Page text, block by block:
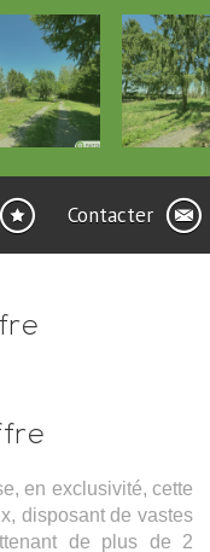
Contacter
en exclusivité, cette
disposant de vastes
de plus de 2